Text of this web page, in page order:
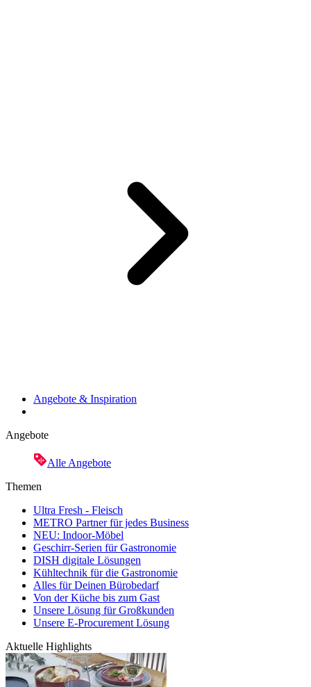
Angebote & Inspiration
Angebote
Alle Angebote
Themen
Ultra Fresh - Fleisch
METRO Partner für jedes Business
NEU: Indoor-Möbel
Geschirr-Serien für Gastronomie
DISH digitale Lösungen
Kühltechnik für die Gastronomie
Alles für Deinen Bürobedarf
Von der Küche bis zum Gast
Unsere Lösung für Großkunden
Unsere E-Procurement Lösung
Aktuelle Highlights